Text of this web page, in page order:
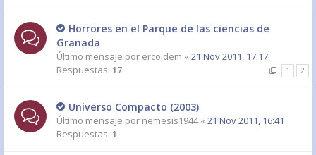
Horrores en el Parque de las ciencias de
Granada
Último mensaje por ercoidem « 21 Nov 2011, 17:17
Respuestas: 17 1 2
Universo Compacto (2003)
Último mensaje por nemesis1944« 21 Nov 2011, 16:41
Respuestas: 1